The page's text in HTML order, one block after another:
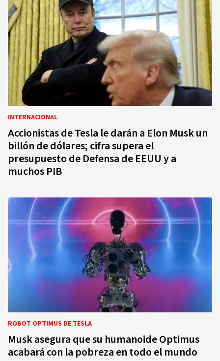
INTERNACIONAL
Accionistas de Tesla le darán a Elon Musk un
billón de dólares; cifra supera el
presupuesto de Defensa de EEUU y a
muchos PIB
ROBOT OPTIMUS DE TESLA
Musk asegura que su humanoide Optimus
acabará con la pobreza en todo el mundo